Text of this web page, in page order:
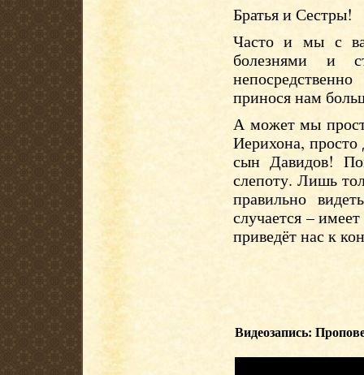
Братья и Сестры!
Часто и мы с
болезнями и
принося нам
А может мы
Иерихона,
сын Давидов!
слепоту. Лишь
правильно
случается –
приведёт нас к
Видеозапись: